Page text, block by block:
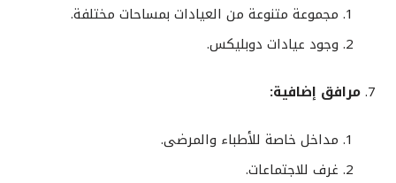
مجموعة متنوعة من العيادات بمساحات مختلفة.
وجود عيادات دوبليكس.
مرافق إضافية:
مداخل خاصة للأطباء والمرضى.
غرف للاجتماعات.